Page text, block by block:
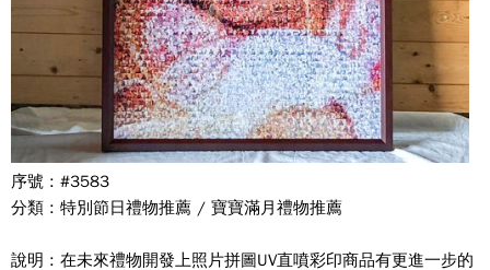
序號 : #3583
分類 : 特別節日禮物推薦 / 寶寶滿月禮物推薦
說明 : 在未來禮物開發上照片拼圖UV直噴彩印商品有更進一步的